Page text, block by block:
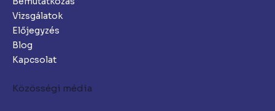
Közösségi média
Vizsgálatok
Előjegyzés
Blog
Kapcsolat